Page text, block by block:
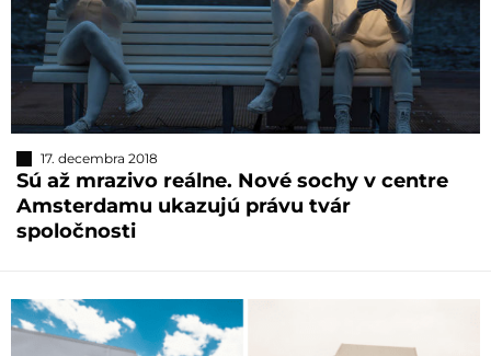
17. decembra 2018
Sú až mrazivo reálne. Nové sochy v centre
Amsterdamu ukazujú právu tvár
spoločnosti